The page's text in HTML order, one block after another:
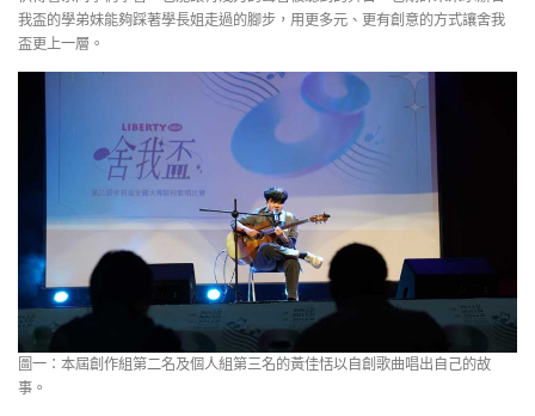
我盃的學弟妹能夠踩著學長姐走過的腳步，用更多元、更有創意的方式讓舍我
盃更上一層。
圖一：本屆創作組第二名及個人組第三名的黃佳恬以自創歌曲唱出自己的故
事。